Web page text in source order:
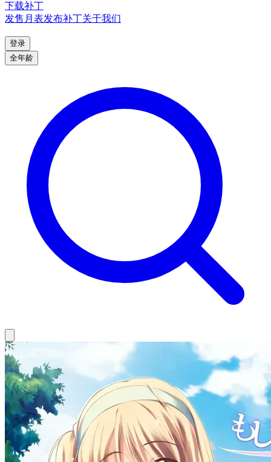
下载补丁
发售月表发布补丁关于我们
登录
全年龄